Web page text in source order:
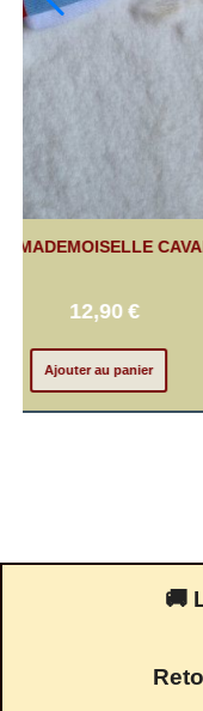
PRINTEMPS/
11,90
Ajouter au
🚚